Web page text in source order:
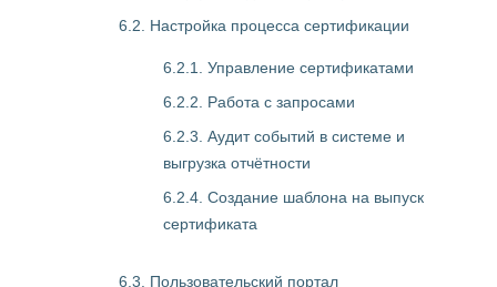
6.2. Настройка процесса сертификации
6.2.1. Управление сертификатами
6.2.2. Работа с запросами
6.2.3. Аудит событий в системе и
выгрузка отчётности
6.2.4. Создание шаблона на выпуск
сертификата
6.3. Пользовательский портал